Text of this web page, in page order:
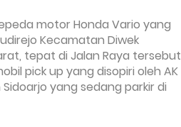
motor Honda Vario yang
Kecamatan Diwek
tepat di Jalan Raya tersebut
pick up yang disopiri oleh AK
yang sedang parkir di